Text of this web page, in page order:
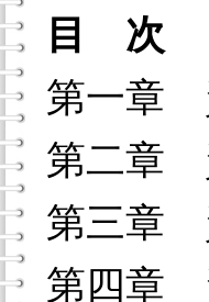
目 次
第一章
第二章
第三章
第四章